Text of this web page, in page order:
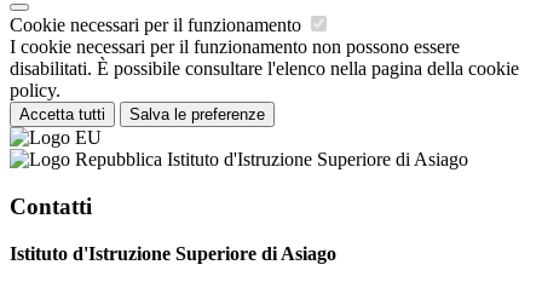
Cookie necessari per il funzionamento
I cookie necessari per il funzionamento non possono essere
disabilitati. È possibile consultare l'elenco nella pagina della cookie
policy.
Accetta tutti Salva le preferenze
Istituto d'Istruzione Superiore di Asiago
Contatti
Istituto d'Istruzione Superiore di Asiago